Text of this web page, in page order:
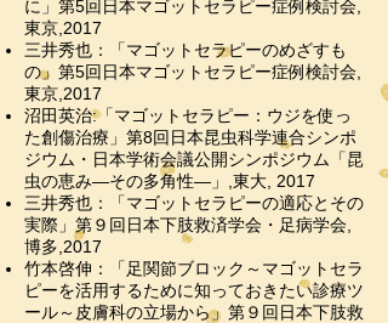
に」第5回日本マゴットセラピー症例検討会,
東京,2017
三井秀也：「マゴットセラピーのめざすも
の」第5回日本マゴットセラピー症例検討会,
東京,2017
沼田英治:「マゴットセラピー：ウジを使っ
た創傷治療」第8回日本昆虫科学連合シンポ
ジウム・日本学術会議公開シンポジウム「昆
虫の恵み―その多角性―」,東大, 2017
三井秀也：「マゴットセラピーの適応とその
実際」第９回日本下肢救済学会・足病学会,
博多,2017
竹本啓伸：「足関節ブロック～マゴットセラ
ピーを活用するために知っておきたい診療ツ
ール～皮膚科の立場から」第９回日本下肢救